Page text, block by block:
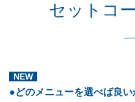
セットコ
NEW
●どのメニューを選べば良